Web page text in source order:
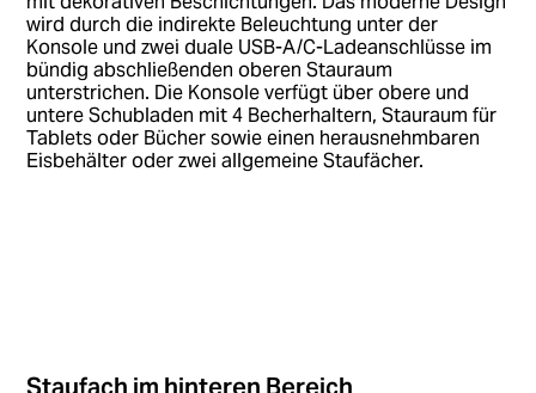
wird durch die indirekte Beleuchtung unter der
Konsole und zwei duale USB-A/C-Ladeanschlüsse im
bündig abschließenden oberen Stauraum
unterstrichen. Die Konsole verfügt über obere und
untere Schubladen mit 4 Becherhaltern, Stauraum für
Tablets oder Bücher sowie einen herausnehmbaren
Eisbehälter oder zwei allgemeine Staufächer.